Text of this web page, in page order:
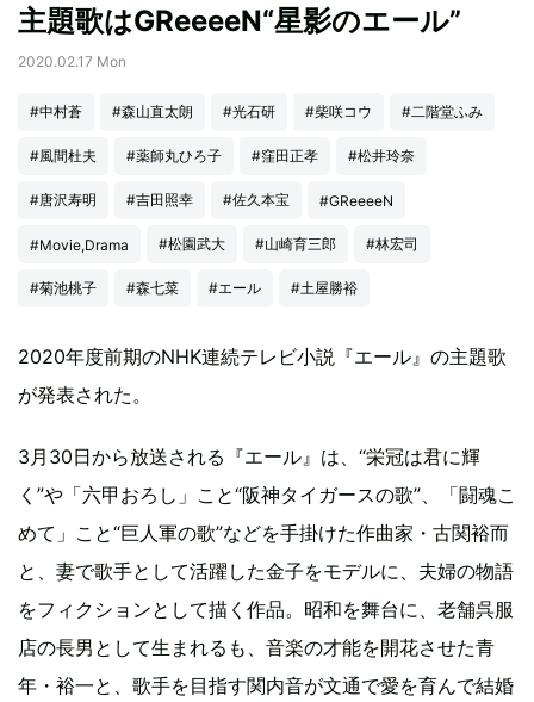
主題歌はGReeeeN“星影のエール”
2020.02.17 Mon
#中村蒼 #森山直太朗 #光石研 #柴咲コウ #二階堂ふみ
#風間杜夫 #薬師丸ひろ子 #窪田正孝 #松井玲奈
#唐沢寿明 #吉田照幸 #佐久本宝 #GReeeeN
#Movie,Drama #松園武大 #山崎育三郎 #林宏司
#菊池桃子 #森七菜 #エール #土屋勝裕
2020年度前期のNHK連続テレビ小説『エール』の主題歌
が発表された。
3月30日から放送される『エール』は、“栄冠は君に輝
く”や「六甲おろし」こと“阪神タイガースの歌”、「闘魂こ
めて」こと“巨人軍の歌”などを手掛けた作曲家・古関裕而
と、妻で歌手として活躍した金子をモデルに、夫婦の物語
をフィクションとして描く作品。昭和を舞台に、老舗呉服
店の長男として生まれるも、音楽の才能を開花させた青
年・裕一と、歌手を目指す関内音が文通で愛を育んで結婚